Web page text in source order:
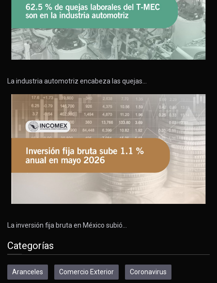
La industria automotriz encabeza las quejas…
La inversión fija bruta en México subió…
Categorías
Aranceles Comercio Exterior Coronavirus